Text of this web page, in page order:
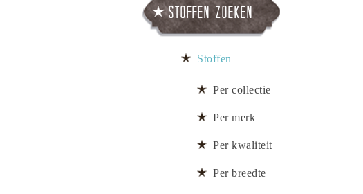
Stoffen zoeken
Stoffen
Per collectie
Per merk
Per kwaliteit
Per breedte